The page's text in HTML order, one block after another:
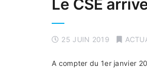
Le CSE
25 JUIN 2019
A compter du 1er janvier